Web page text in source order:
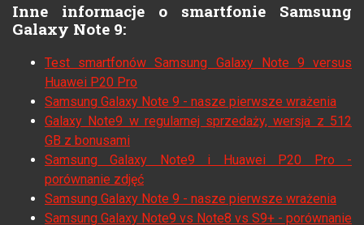
Inne informacje o smartfonie
Samsung
Galaxy Note 9:
Test smartfonów Samsung Galaxy Note 9 versus
Huawei P20 Pro
Samsung Galaxy Note 9 - nasze pierwsze wrażenia
Galaxy Note9 w regularnej sprzedaży, wersja z 512
GB z bonusami
Samsung Galaxy Note9 i Huawei P20 Pro -
porównanie zdjęć
Samsung Galaxy Note 9 - nasze pierwsze wrażenia
Samsung Galaxy Note9 vs Note8 vs S9+ - porównanie